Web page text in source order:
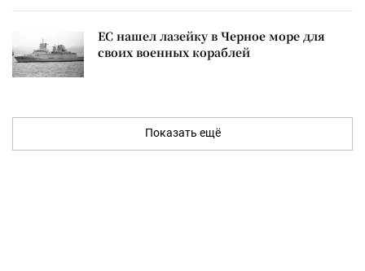
ЕС нашел лазейку в Черное море для
своих военных кораблей
Показать ещё